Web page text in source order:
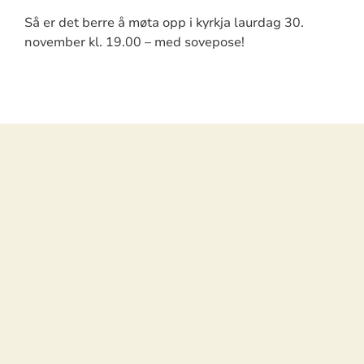
Så er det berre å møta opp i kyrkja laurdag 30.
november kl. 19.00 – med sovepose!